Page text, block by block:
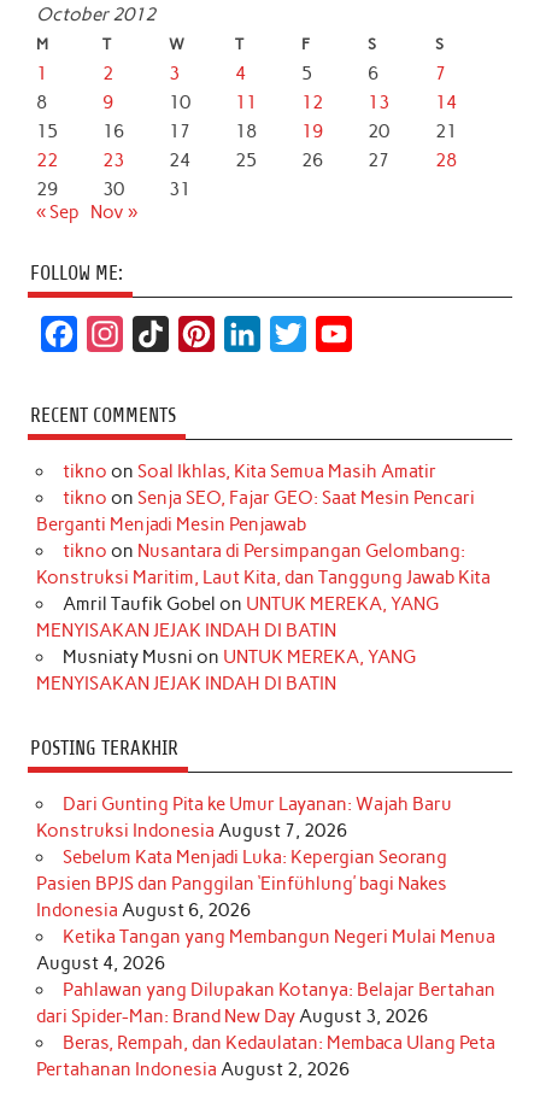
October 2012
M T W T F S S
1 2 3 4 5 6
7
8
9 10 11 12 13
14
15
16 17 18 19 20
21
22
23 24 25 26 27
28
29
30
31
« Sep
Nov »
FOLLOW ME:
c
e
b
o
k
s
t
a
r
a
m
k
T
o
k
t
e
e
s
t
k
e
d
I
n
t
t
r
T
u
e
RECENT COMMENTS
tikno on Soal Ikhlas, Kita Semua Masih Amatir
tikno on Senja SEO, Fajar GEO: Saat Mesin Pencari
Berganti Menjadi Mesin Penjawab
tikno on Nusantara di Persimpangan Gelombang:
Konstruksi Maritim, Laut Kita, dan Tanggung Jawab Kita
Amril Taufik Gobel on UNTUK MEREKA, YANG
MENYISAKAN JEJAK INDAH DI BATIN
Musniaty Musni on UNTUK MEREKA, YANG
MENYISAKAN JEJAK INDAH DI BATIN
POSTING TERAKHIR
Dari Gunting Pita ke Umur Layanan: Wajah Baru
Konstruksi Indonesia August 7, 2026
Sebelum Kata Menjadi Luka: Kepergian Seorang
Pasien BPJS dan Panggilan ‘Einfühlung’ bagi Nakes
Indonesia August 6, 2026
Ketika Tangan yang Membangun Negeri Mulai Menua
August 4, 2026
Pahlawan yang Dilupakan Kotanya: Belajar Bertahan
dari Spider-Man: Brand New DayAugust 3, 2026
Beras, Rempah, dan Kedaulatan: Membaca Ulang Peta
Pertahanan Indonesia August 2, 2026